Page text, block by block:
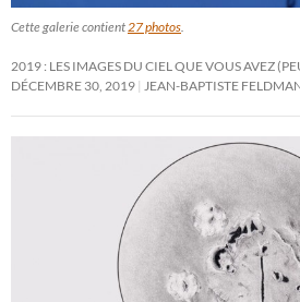
Cette galerie contient27 photos.
2019 : LES IMAGES DU CIEL QUE VOUS AVEZ
DÉCEMBRE 30, 2019 JEAN-BAPTISTE